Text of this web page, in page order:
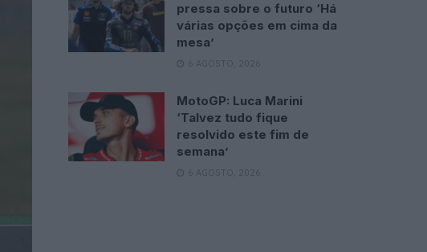
pressa sobre o futuro ‘Há
várias opções em cima da
mesa’
6 AGOSTO, 2026
MotoGP: Luca Marini
‘Talvez tudo fique
resolvido este fim de
semana’
6 AGOSTO, 2026